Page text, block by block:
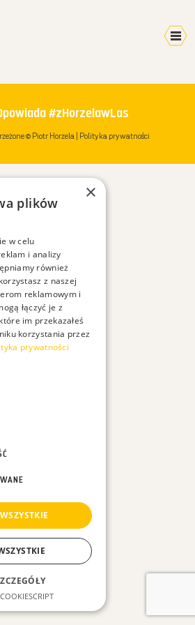
#zHorzelawLas
© Piotr Horzela | Polityka prywatności
2026
Home
Video
Terminarz
Mikroblog
Plany
W mediach
O mnie
Kontakt
zgodę na otrzymywanie ode mnie maili dotyczących
moich produktów np. kalendarzy - Całą politykę
×
plików
w celu
i analizy
również
z naszej
reklamowym i
łączyć je z
im przekazałeś
korzystania przez
prywatności